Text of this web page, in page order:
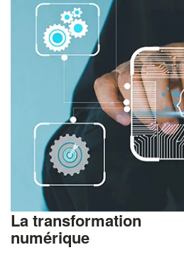
La transformation
numérique